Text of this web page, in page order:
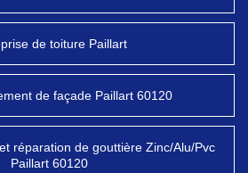
de toiture Paillart
de façade Paillart 60120
réparation de gouttière Zinc/Alu/Pvc
Paillart 60120